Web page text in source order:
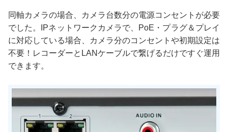
同軸カメラの場合、カメラ台数分の電源コンセントが必要
でした。IPネットワークカメラで、PoE・プラグ＆プレイ
に対応している場合、カメラ分のコンセントや初期設定は
不要！レコーダーとLANケーブルで繋げるだけですぐ運用
できます。